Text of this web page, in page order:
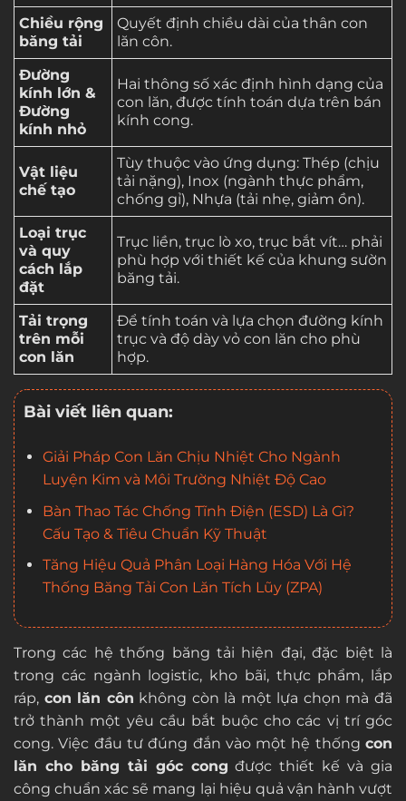
Chiều rộng
băng tải
Quyết định chiều dài của thân con
lăn côn.
Đường
kính lớn &
Đường
kính nhỏ
Hai thông số xác định hình dạng của
con lăn, được tính toán dựa trên bán
kính cong.
Vật liệu
chế tạo
Tùy thuộc vào ứng dụng: Thép (chịu
tải nặng), Inox (ngành thực phẩm,
chống gỉ), Nhựa (tải nhẹ, giảm ồn).
Loại trục
và quy
cách lắp
đặt
Trục liền, trục lò xo, trục bắt vít… phải
phù hợp với thiết kế của khung sườn
băng tải.
Tải trọng
trên mỗi
con lăn
Để tính toán và lựa chọn đường kính
trục và độ dày vỏ con lăn cho phù
hợp.
Bài viết liên quan:
Giải Pháp Con Lăn Chịu Nhiệt Cho Ngành
Luyện Kim và Môi Trường Nhiệt Độ Cao
Bàn Thao Tác Chống Tĩnh Điện (ESD) Là Gì?
Cấu Tạo & Tiêu Chuẩn Kỹ Thuật
Tăng Hiệu Quả Phân Loại Hàng Hóa Với Hệ
Thống Băng Tải Con Lăn Tích Lũy (ZPA)
Trong các hệ thống băng tải hiện đại, đặc biệt là
trong các ngành logistic, kho bãi, thực phẩm, lắp
ráp, con lăn côn không còn là một lựa chọn mà đã
trở thành một yêu cầu bắt buộc cho các vị trí góc
cong. Việc đầu tư đúng đắn vào một hệ thống con
lăn cho băng tải góc cong được thiết kế và gia
công chuẩn xác sẽ mang lại hiệu quả vận hành vượt